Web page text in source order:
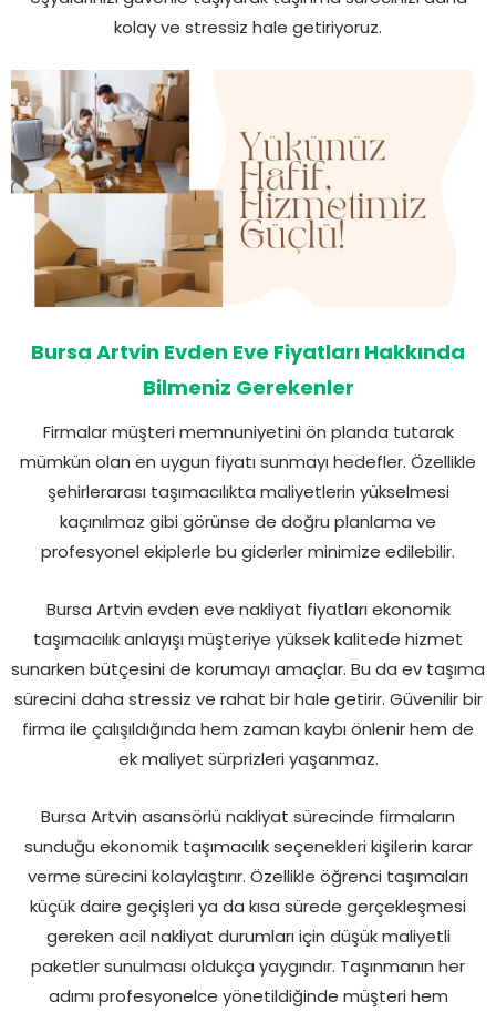
kolay ve stressiz hale getiriyoruz.
Bursa Artvin Evden Eve Fiyatları Hakkında
Bilmeniz Gerekenler
Firmalar müşteri memnuniyetini ön planda tutarak
mümkün olan en uygun fiyatı sunmayı hedefler. Özellikle
şehirlerarası taşımacılıkta maliyetlerin yükselmesi
kaçınılmaz gibi görünse de doğru planlama ve
profesyonel ekiplerle bu giderler minimize edilebilir.
Bursa Artvin evden eve nakliyat fiyatları ekonomik
taşımacılık anlayışı müşteriye yüksek kalitede hizmet
sunarken bütçesini de korumayı amaçlar. Bu da ev taşıma
sürecini daha stressiz ve rahat bir hale getirir. Güvenilir bir
firma ile çalışıldığında hem zaman kaybı önlenir hem de
ek maliyet sürprizleri yaşanmaz.
Bursa Artvin asansörlü nakliyat sürecinde firmaların
sunduğu ekonomik taşımacılık seçenekleri kişilerin karar
verme sürecini kolaylaştırır. Özellikle öğrenci taşımaları
küçük daire geçişleri ya da kısa sürede gerçekleşmesi
gereken acil nakliyat durumları için düşük maliyetli
paketler sunulması oldukça yaygındır. Taşınmanın her
adımı profesyonelce yönetildiğinde müşteri hem